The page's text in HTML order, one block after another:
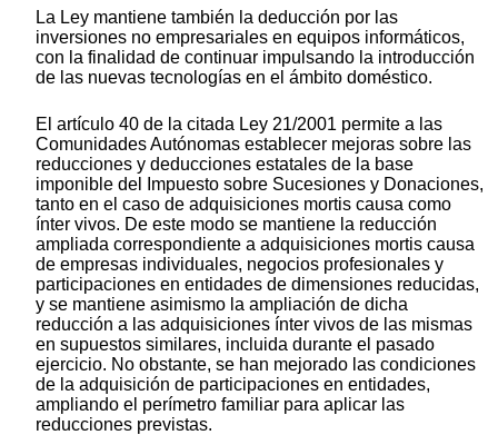
La Ley mantiene también la deducción por las
inversiones no empresariales en equipos informáticos,
con la finalidad de continuar impulsando la introducción
de las nuevas tecnologías en el ámbito doméstico.
El artículo 40 de la citada Ley 21/2001 permite a las
Comunidades Autónomas establecer mejoras sobre las
reducciones y deducciones estatales de la base
imponible del Impuesto sobre Sucesiones y Donaciones,
tanto en el caso de adquisiciones mortis causa como
ínter vivos. De este modo se mantiene la reducción
ampliada correspondiente a adquisiciones mortis causa
de empresas individuales, negocios profesionales y
participaciones en entidades de dimensiones reducidas,
y se mantiene asimismo la ampliación de dicha
reducción a las adquisiciones ínter vivos de las mismas
en supuestos similares, incluida durante el pasado
ejercicio. No obstante, se han mejorado las condiciones
de la adquisición de participaciones en entidades,
ampliando el perímetro familiar para aplicar las
reducciones previstas.